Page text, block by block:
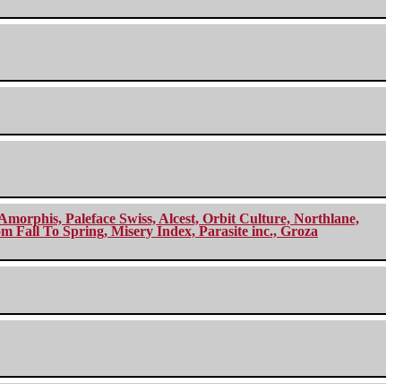
Paleface Swiss, Alcest, Orbit Culture, Northlane,
Fall To Spring, Misery Index, Parasite inc., Groza